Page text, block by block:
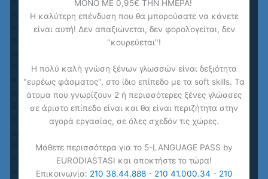
προσπαθείτε (όλο το διάστημα πριν τις εξετάσεις ) να
«χτίσετε» το λεξιλόγιο σας, να έχετε πάντα στο μυαλό σας
πως αν και τα κείμενα περιέχουν συνήθως ορολογία,
είναι γενικού περιεχομένου. Γενικά, θα μπορούσε να πει
κανείς πως υπάρχει μία προτίμηση για λιγότερο επίσημες
εκφράσεις.
Σε αυτό το μέρος της εξέτασης είτε γνωρίζετε την απάντηση
είτε όχι. Δεν υπάρχει κανένας λόγος να χάσετε πολύτιμο
ξέρετε την απάντηση! Αν δεν γνωρίζετε την απάντηση,
προσπαθήστε να αποκλείσετε όσο το δυνατόν περισσότερες
επιλογές με την «εις άτοπο απαγωγή» (the process of
ΜΟΝΟ ΜΕ 0,95€ ΤΗΝ ΗΜΕΡΑ!
Η καλύτερη επένδυση που θα μπορούσατε να κάνετε
είναι αυτή! Δεν απαξιώνεται, δεν φορολογείται, δεν
"κουρεύεται"!
Η πολύ καλή γνώση ξένων γλωσσών είναι δεξιότητα
"ευρέως φάσματος", στο ίδιο επίπεδο με τα soft skills. Τα
άτομα που γνωρίζουν 2 ή περισσότερες ξένες γλώσσες
σε άριστο επίπεδο είναι και θα είναι περιζήτητα στην
αγορά εργασίας, σε όλες σχεδόν τις χώρες.
Μάθετε περισσότερα για το 5-LANGUAGE PASS by
EURODIASTASI και αποκτήστε το τώρα!
Επικοινωνία: 210 38.44.888- 210 41.000.34 - 210